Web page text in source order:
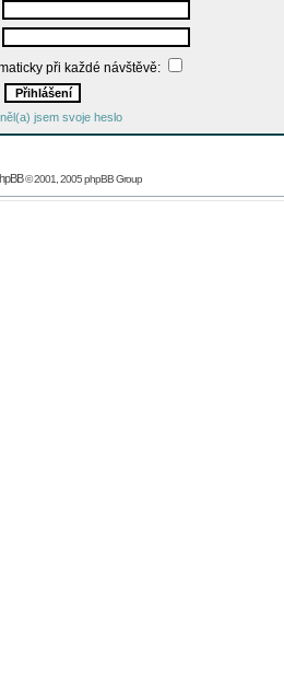
při každé návštěvě:
jsem svoje heslo
© 2001, 2005 phpBB Group